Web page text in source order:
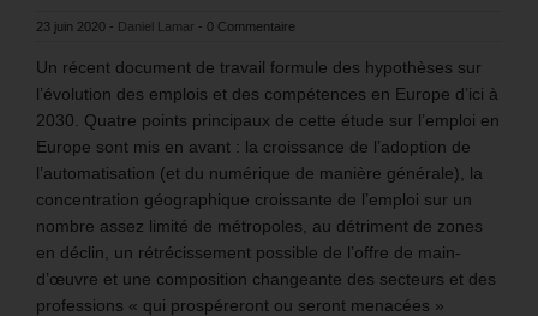
23 juin 2020 - Daniel Lamar - 0 Commentaire
Un récent document de travail formule des hypothèses sur
l’évolution des emplois et des compétences en Europe d’ici à
2030. Quatre points principaux de cette étude sur l’emploi en
Europe sont mis en avant : la croissance de l’adoption de
l’automatisation (et du numérique de manière générale), la
concentration géographique croissante de l’emploi sur un
nombre assez limité de métropoles, au détriment de zones
en déclin, un rétrécissement possible de l’offre de main-
d’œuvre et une composition changeante des secteurs et des
professions « qui prospéreront ou seront menacées »